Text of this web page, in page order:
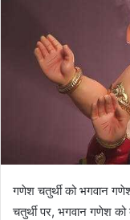
गणेश चतुर्थी को भगवान
चतुर्थी पर, भगवान गणेश को